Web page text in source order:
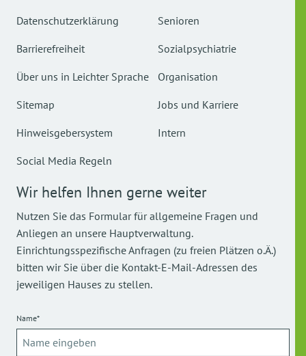
Datenschutzerklärung
Barrierefreiheit
Über uns in Leichter Sprache
Sitemap
Hinweisgebersystem
Social Media Regeln
Senioren
Sozialpsychiatrie
Organisation
Jobs und Karriere
Intern
Wir helfen Ihnen gerne weiter
Nutzen Sie das Formular für allgemeine Fragen und
Anliegen an unsere Hauptverwaltung.
Einrichtungsspezifische Anfragen (zu freien Plätzen o.Ä.)
bitten wir Sie über die Kontakt-E-Mail-Adressen des
jeweiligen Hauses zu stellen.
Name*